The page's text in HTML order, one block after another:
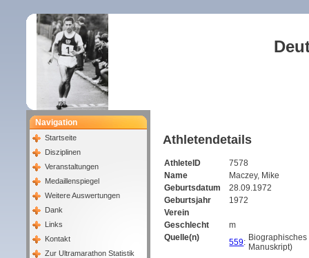
Navigation
Startseite
Disziplinen
Veranstaltungen
Medaillenspiegel
Weitere Auswertungen
Dank
Links
Kontakt
Zur Ultramarathon Statistik
Athletendetails
AthleteID
7578
Name
Maczey, Mike
Geburtsdatum
28.09.1972
Geburtsjahr
1972
Verein
Geschlecht
m
Quelle(n)
559: Manuskript)